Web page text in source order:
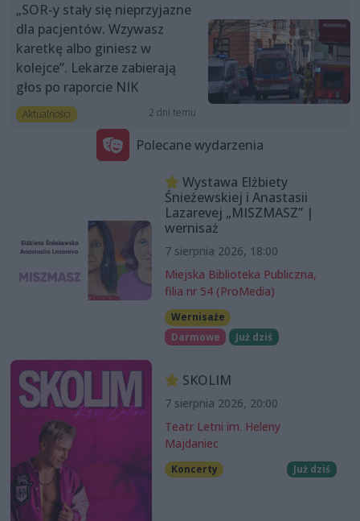
„SOR-y stały się nieprzyjazne
dla pacjentów. Wzywasz
karetkę albo giniesz w
kolejce”. Lekarze zabierają
głos po raporcie NIK
Aktualności 2 dni temu
Polecane wydarzenia
Wystawa Elżbiety
Śnieżewskiej i Anastasii
Lazarevej „MISZMASZ” |
wernisaż
7 sierpnia 2026, 18:00
Miejska Biblioteka Publiczna,
filia nr 54 (ProMedia)
Wernisaże
Darmowe
Już dziś
SKOLIM
7 sierpnia 2026, 20:00
Teatr Letni im. Heleny
Majdaniec
Koncerty Już dziś